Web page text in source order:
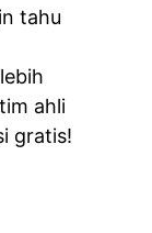
tahu
ahli
gratis!